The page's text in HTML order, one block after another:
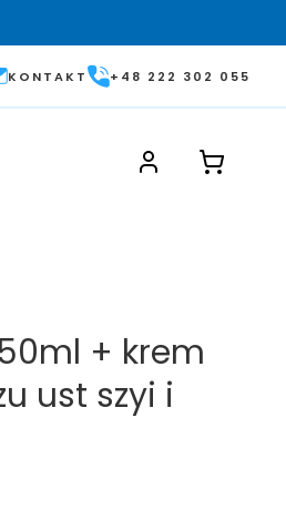
KONTAKT +48 222 302 055
+ krem
ust szyi i